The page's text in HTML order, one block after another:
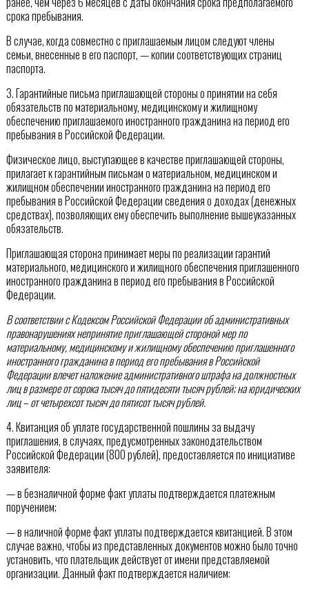
срока пребывания.
В случае, когда совместно с приглашаемым лицом следуют члены
семьи, внесенные в его паспорт, — копии соответствующих страниц
паспорта.
3. Гарантийные письма приглашающей стороны о принятии на себя
обязательств по материальному, медицинскому и жилищному
обеспечению приглашаемого иностранного гражданина на период его
пребывания в Российской Федерации.
Физическое лицо, выступающее в качестве приглашающей стороны,
прилагает к гарантийным письмам о материальном, медицинском и
жилищном обеспечении иностранного гражданина на период его
пребывания в Российской Федерации сведения о доходах (денежных
средствах), позволяющих ему обеспечить выполнение вышеуказанных
обязательств.
Приглашающая сторона принимает меры по реализации гарантий
материального, медицинского и жилищного обеспечения приглашенного
иностранного гражданина в период его пребывания в Российской
Федерации.
В соответствии с Кодексом Российской Федерации об административных
правонарушениях непринятие приглашающей стороной мер по
материальному, медицинскому и жилищному обеспечению приглашенного
иностранного гражданина в период его пребывания в Российской
Федерации влечет наложение административного штрафа на должностных
лиц в размере от сорока тысяч до пятидесяти тысяч рублей; на юридических
лиц – от четырехсот тысяч до пятисот тысяч рублей.
4. Квитанция об уплате государственной пошлины за выдачу
приглашения, в случаях, предусмотренных законодательством
Российской Федерации (800 рублей), предоставляется по инициативе
заявителя:
— в безналичной форме факт уплаты подтверждается платежным
поручением;
— в наличной форме факт уплаты подтверждается квитанцией. В этом
случае важно, чтобы из представленных документов можно было точно
установить, что плательщик действует от имени представляемой
организации. Данный факт подтверждается наличием: